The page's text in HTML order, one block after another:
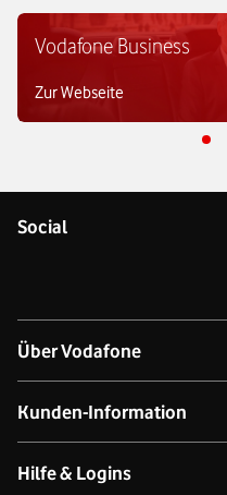
Vodafone Business
Zur Webseite
Social
Über Vodafone
Über das Unternehmen
Kunden-Information
Kontakt für Geschäftskund:innen
Hilfe & Logins